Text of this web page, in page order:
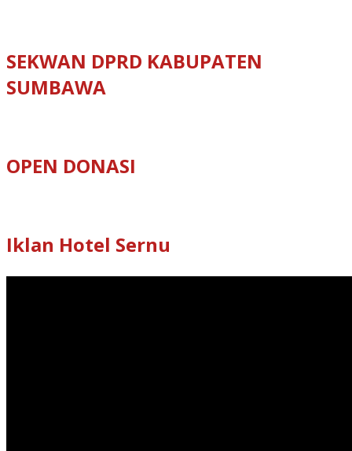
SEKWAN DPRD KABUPATEN
SUMBAWA
OPEN DONASI
Iklan Hotel Sernu